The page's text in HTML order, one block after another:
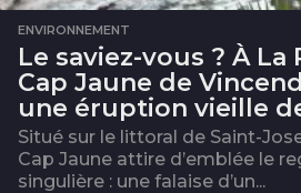
ENVIRONNEMENT
Le saviez-vous ? À La
Cap Jaune de
une éruption vieille
Situé sur le littoral de Saint-
Cap Jaune attire d’emblée le
singulière : une falaise d’un...